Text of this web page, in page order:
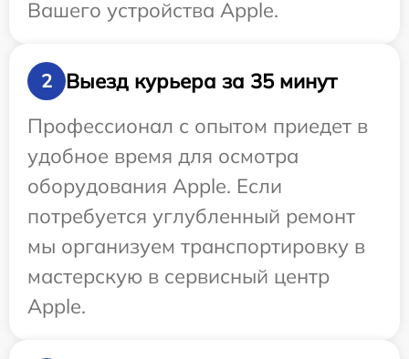
Вашего устройства Apple.
2
Выезд курьера за 35 минут
Профессионал с опытом приедет в
удобное время для осмотра
оборудования Apple. Если
потребуется углубленный ремонт
мы организуем транспортировку в
мастерскую в сервисный центр
Apple.